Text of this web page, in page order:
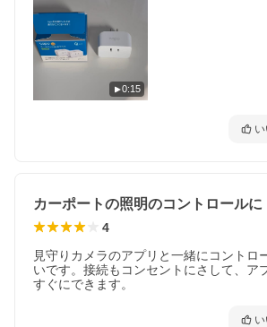
0:15
カーポートの照明のコントロールに
4
見守りカメラのアプリと一緒にコントロ
いです。接続もコンセントにさして、ア
すぐにできます。